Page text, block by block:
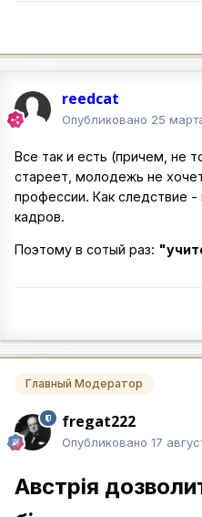
reedcat
Опубликовано 25
Все так и есть (причем, не
стареет, молодежь не
профессии. Как следствие
кадров.
Поэтому в сотый раз:
Главный Модератор
fregat222
Опубликовано 17
Австрія